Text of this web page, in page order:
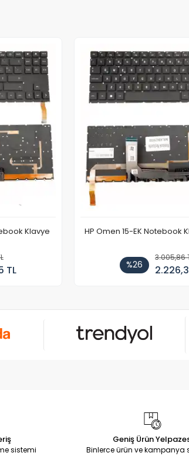
Klavye
TL
HP Omen 15-EK Notebook
%26
3.005,86
sistemi
Geniş Ürün
Binlerce ürün ve kampanya